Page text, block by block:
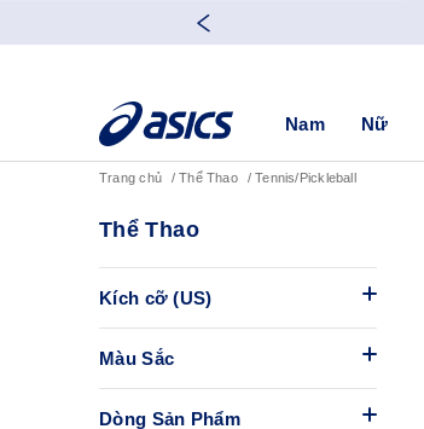
Nam Nữ
Trang chủ Thể Thao Tennis/Pickleball
Thể Thao
Kích cỡ (US)
Màu Sắc
Dòng Sản Phẩm